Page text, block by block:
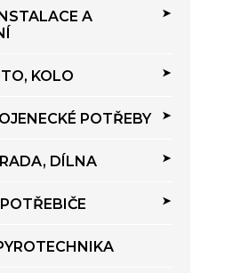
A
KOLO
POTŘEBY
DÍLNA